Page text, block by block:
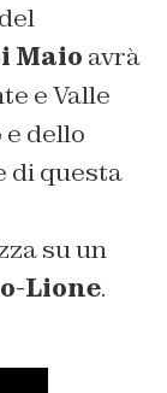
Maio avrà
e Valle
e dello
di questa
su un
Lione.